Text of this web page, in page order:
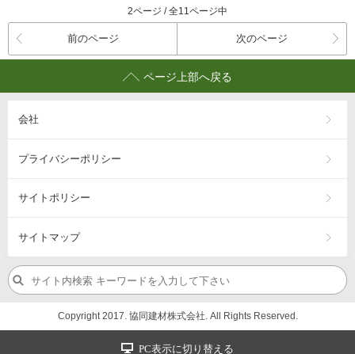
2ページ / 全11ページ中
前のページ 次のページ
ページ上部へ戻る
会社
プライバシーポリシー
サイトポリシー
サイトマップ
Copyright 2017. 協同建材株式会社. All Rights Reserved.
PC表示に切り替える